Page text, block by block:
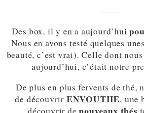
Des box, il y en a aujourd’hui
Nous en avons testé quelques
beauté, c’est vrai). Celle dont
aujourd’hui, c’était notre
De plus en plus fervents de thé,
de découvrir ENVOUTHE, une
découvrir denouveaux thés